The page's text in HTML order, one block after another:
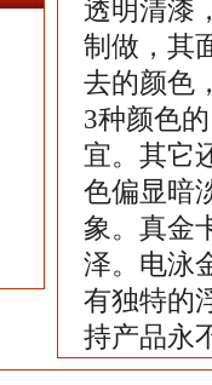
透明清漆
制做，其
去的颜色
3种颜色
宜。其它
色偏显暗
象。真金
泽。电泳
有独特的
持产品永